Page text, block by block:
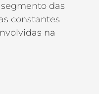
das
constantes
na